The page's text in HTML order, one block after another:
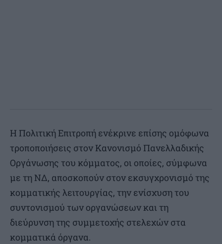
Η Πολιτική Επιτροπή ενέκρινε επίσης ομόφωνα
τροποποιήσεις στον Κανονισμό Πανελλαδικής
Οργάνωσης του κόμματος, οι οποίες, σύμφωνα
με τη ΝΔ, αποσκοπούν στον εκσυγχρονισμό της
κομματικής λειτουργίας, την ενίσχυση του
συντονισμού των οργανώσεων και τη
διεύρυνση της συμμετοχής στελεχών στα
κομματικά όργανα.